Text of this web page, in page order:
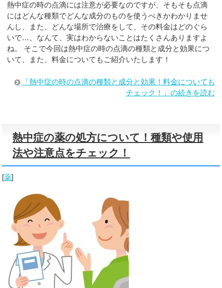
熱中症の時の点滴には注意が必要なのですが、そもそも点滴
にはどんな種類でどんな成分のものを使うべきかわかりませ
んし、また、どんな場所で治療をして、その料金はどのぐら
いで…、なんて、実はわからないことはたくさんありますよ
ね。 そこで今回は熱中症の時の点滴の種類と成分と効果につ
いて、また、料金についてもご紹介いたします！
「熱中症の時の点滴の種類と成分と効果！料金についても
チェック！」の続きを読む
熱中症の薬の処方について！種類や使用
法や注意点をチェック！
[薬]